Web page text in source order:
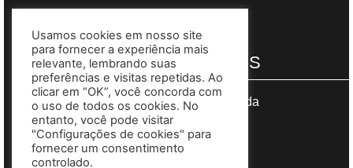
PAGAMENTOS
Segurança garantida
Usamos cookies em nosso site
para fornecer a experiência mais
relevante, lembrando suas
preferências e visitas repetidas. Ao
clicar em “OK”, você concorda com
o uso de todos os cookies. No
entanto, você pode visitar
"Configurações de cookies" para
fornecer um consentimento
controlado.